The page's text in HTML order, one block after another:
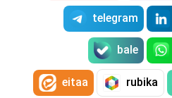
telegram
bale
rubika
eitaa